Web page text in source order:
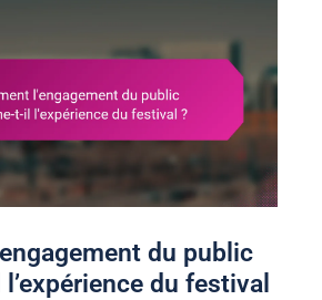
du public
du festival